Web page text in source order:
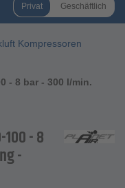
Privat Geschäftlich
Kompressoren
- 8 bar - 300 l/min.
- 8
-